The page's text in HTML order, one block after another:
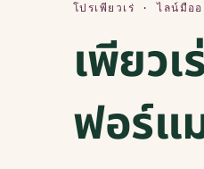
โปรเพียวเร่ · ไลน์มื
เพียว
ฟอร์แ